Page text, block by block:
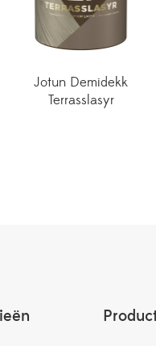
Jotun Demidekk
Terrasslasyr